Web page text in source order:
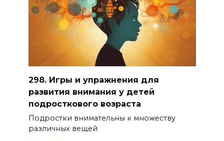
298. Игры и упражнения для
развития внимания у детей
подросткового возраста
Подростки внимательны к множеству
различных вещей